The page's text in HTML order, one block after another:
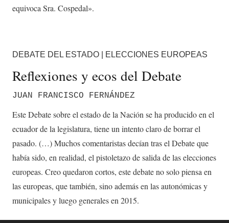
equivoca Sra. Cospedal».
DEBATE DEL ESTADO | ELECCIONES EUROPEAS
Reflexiones y ecos del Debate
JUAN FRANCISCO FERNÁNDEZ
Este Debate sobre el estado de la Nación se ha producido en el
ecuador de la legislatura, tiene un intento claro de borrar el
pasado. (…) Muchos comentaristas decían tras el Debate que
había sido, en realidad, el pistoletazo de salida de las elecciones
europeas. Creo quedaron cortos, este debate no solo piensa en
las europeas, que también, sino además en las autonómicas y
municipales y luego generales en 2015.